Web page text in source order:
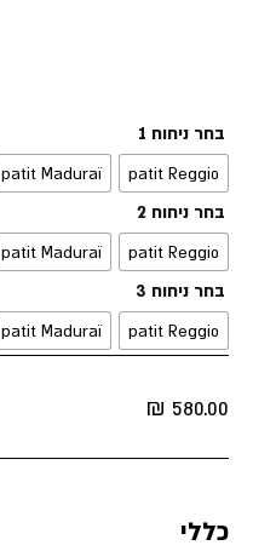
בחר ניחוח 1
patit Reggio
patit Maduraï
בחר ניחוח 2
patit Reggio
patit Maduraï
בחר ניחוח 3
patit Reggio
patit Maduraï
580.00
₪
כללי